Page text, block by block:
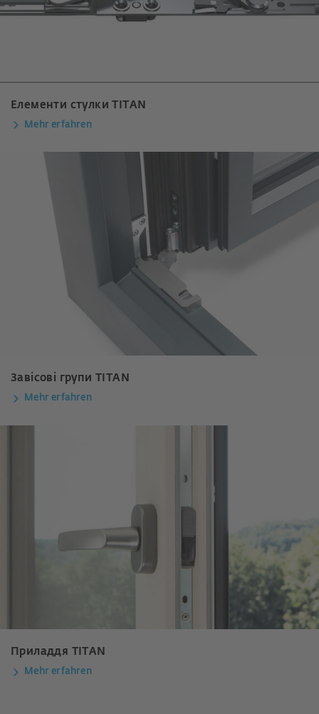
Елементи стулки TITAN
Mehr erfahren
Завісові групи TITAN
Mehr erfahren
Приладдя TITAN
Mehr erfahren